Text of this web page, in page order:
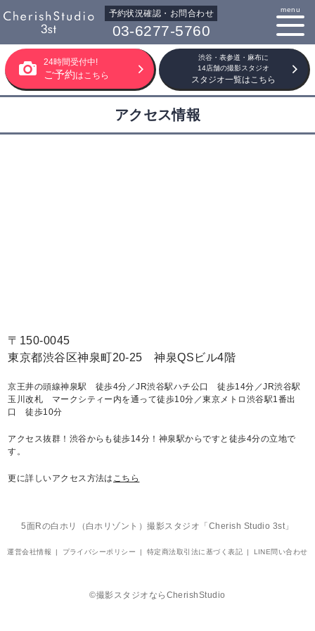
予約状況確認・お問合わせ
03-6277-5760
menu
24時間受付中!
ご予約はこちら
渋谷・表参道・麻布に
14店舗の撮影スタジオ
スタジオ一覧はこちら
アクセス情報
〒150-0045
東京都渋谷区神泉町20-25 神泉QSビル4階
京王井の頭線神泉駅 徒歩4分／JR渋谷駅ハチ公口 徒歩14分／JR渋谷駅
玉川改札 マークシティー内を通って徒歩10分／東京メトロ渋谷駅1番出
口 徒歩10分
アクセス抜群！渋谷からも徒歩14分！神泉駅からですと徒歩4分の立地で
す。
更に詳しいアクセス方法は こちら
5面Rの白ホリ（白ホリゾント）撮影スタジオ「Cherish Studio 3st」
運営会社情報 プライバシーポリシー 特定商法取引法に基づく表記 LINE問い合わせ
©撮影スタジオならCherishStudio